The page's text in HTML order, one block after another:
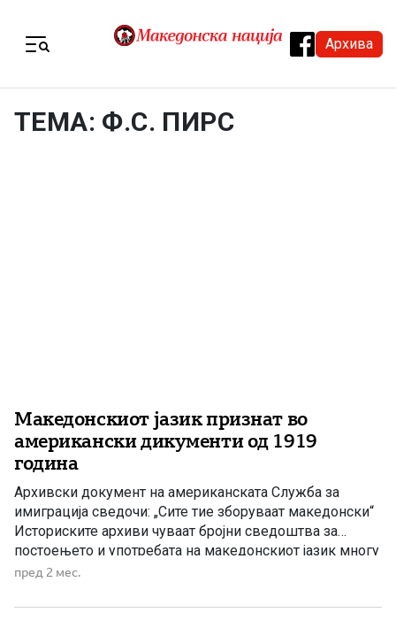
Архива
ТЕМА: Ф.С. ПИРС
Македонскиот јазик признат во
американски дикументи од 1919
година
Архивски документ на американската Служба за
имиграција сведочи: „Сите тие зборуваат македонски“
Историските архиви чуваат бројни сведоштва за
постоењето и употребата на македонскиот јазик многу
пред неговата официјална кодификација во 1945
април 1919 година и е издаден од Службата за
пред 2 мес.